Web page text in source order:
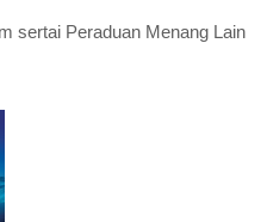
sertai Peraduan Menang Lain